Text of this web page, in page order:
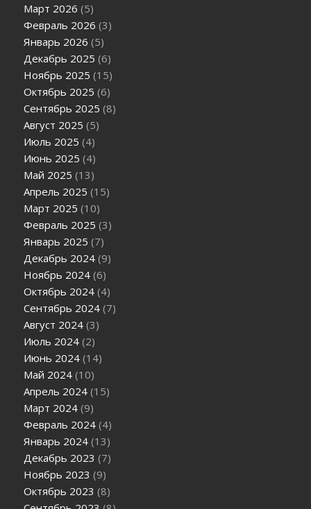
Март 2026 (5)
Февраль 2026 (3)
Январь 2026 (5)
Декабрь 2025 (6)
Ноябрь 2025 (15)
Октябрь 2025 (6)
Сентябрь 2025 (8)
Август 2025 (5)
Июль 2025 (4)
Июнь 2025 (4)
Май 2025 (13)
Апрель 2025 (15)
Март 2025 (10)
Февраль 2025 (3)
Январь 2025 (7)
Декабрь 2024 (9)
Ноябрь 2024 (6)
Октябрь 2024 (4)
Сентябрь 2024 (7)
Август 2024 (3)
Июль 2024 (2)
Июнь 2024 (14)
Май 2024 (10)
Апрель 2024 (15)
Март 2024 (9)
Февраль 2024 (4)
Январь 2024 (13)
Декабрь 2023 (7)
Ноябрь 2023 (9)
Октябрь 2023 (8)